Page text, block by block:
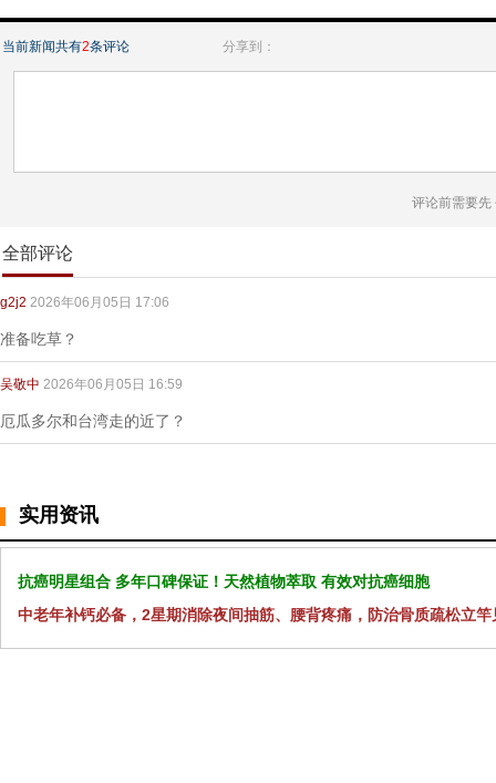
当前新闻共有2条评论 分享到：
评论前需要先
全部评论
g2j2 2026年06月05日 17:06
准备吃草？
吴敬中 2026年06月05日 16:59
厄瓜多尔和台湾走的近了？
实用资讯
抗癌明星组合 多年口碑保证！天然植物萃取 有效对抗癌细胞
中老年补钙必备，2星期消除夜间抽筋、腰背疼痛，防治骨质疏松立竿